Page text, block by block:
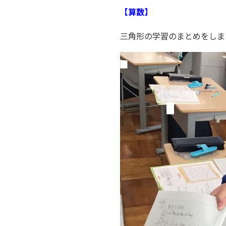
【算数】
三角形の学習のまとめをし